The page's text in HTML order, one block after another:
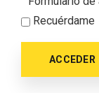
Recuérdame
ACCEDER